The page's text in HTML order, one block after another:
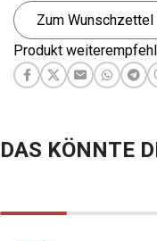
Zum
Produkt
DAS KÖNNTE